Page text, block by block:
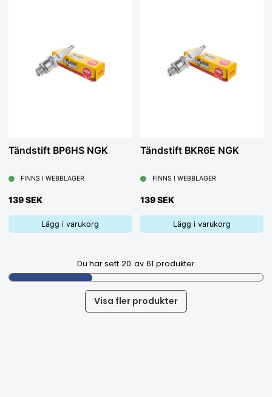
Tändstift BP6HS NGK
FINNS I WEBBLAGER
139 SEK
Lägg i varukorg
Tändstift BKR6E NGK
FINNS I WEBBLAGER
139 SEK
Lägg i varukorg
Du har sett 20 av 61 produkter
Visa fler produkter